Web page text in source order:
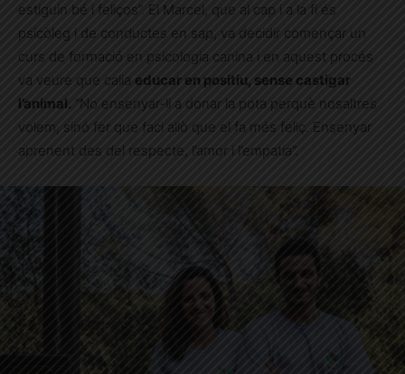
estiguin bé i feliços”. El Marcel, que al cap i a la fi és
psicòleg i de conductes en sap, va decidir començar un
curs de formació en psicologia canina i en aquest procés
va veure que calia educar en positiu, sense castigar
l’animal. “No ensenyar-li a donar la pota perquè nosaltres
volem, sinó fer que faci allò que el fa més feliç. Ensenyar
aprenent des del respecte, l’amor i l’empatia”.